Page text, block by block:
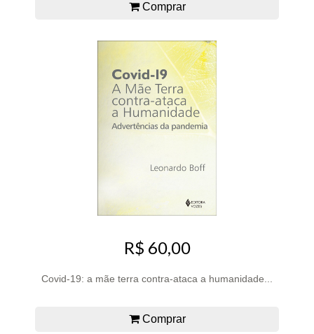
Comprar
R$ 60,00
Covid-19: a mãe terra contra-ataca a humanidade...
Comprar